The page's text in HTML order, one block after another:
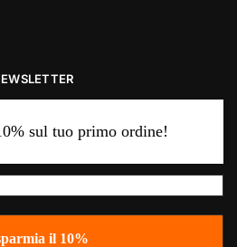
sul tuo primo ordine!